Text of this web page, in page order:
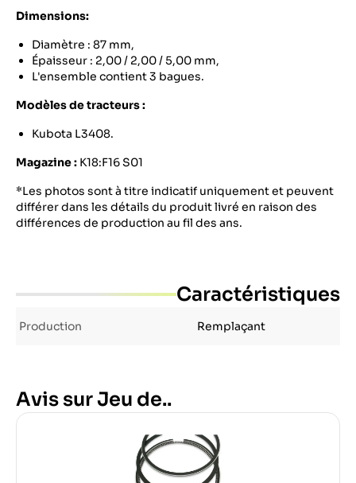
Dimensions:
Diamètre : 87 mm,
Épaisseur : 2,00 / 2,00 / 5,00 mm,
L'ensemble contient 3 bagues.
Modèles de tracteurs :
Kubota L3408.
Magazine : K18:F16 S01
*Les photos sont à titre indicatif uniquement et peuvent
différer dans les détails du produit livré en raison des
différences de production au fil des ans.
Caractéristiques
Production Remplaçant
Avis sur Jeu de..